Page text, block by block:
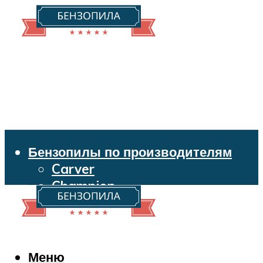
Бензопилы по производителям
Carver
Champion
Echo
Husqvarna
Makita
Меню